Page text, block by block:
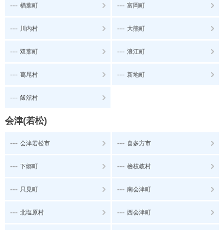
--- 楢葉町 --- 富岡町
--- 川内村 --- 大熊町
--- 双葉町 --- 浪江町
--- 葛尾村 --- 新地町
--- 飯舘村
会津(若松)
--- 会津若松市 --- 喜多方市
--- 下郷町 --- 檜枝岐村
--- 只見町 --- 南会津町
--- 北塩原村 --- 西会津町